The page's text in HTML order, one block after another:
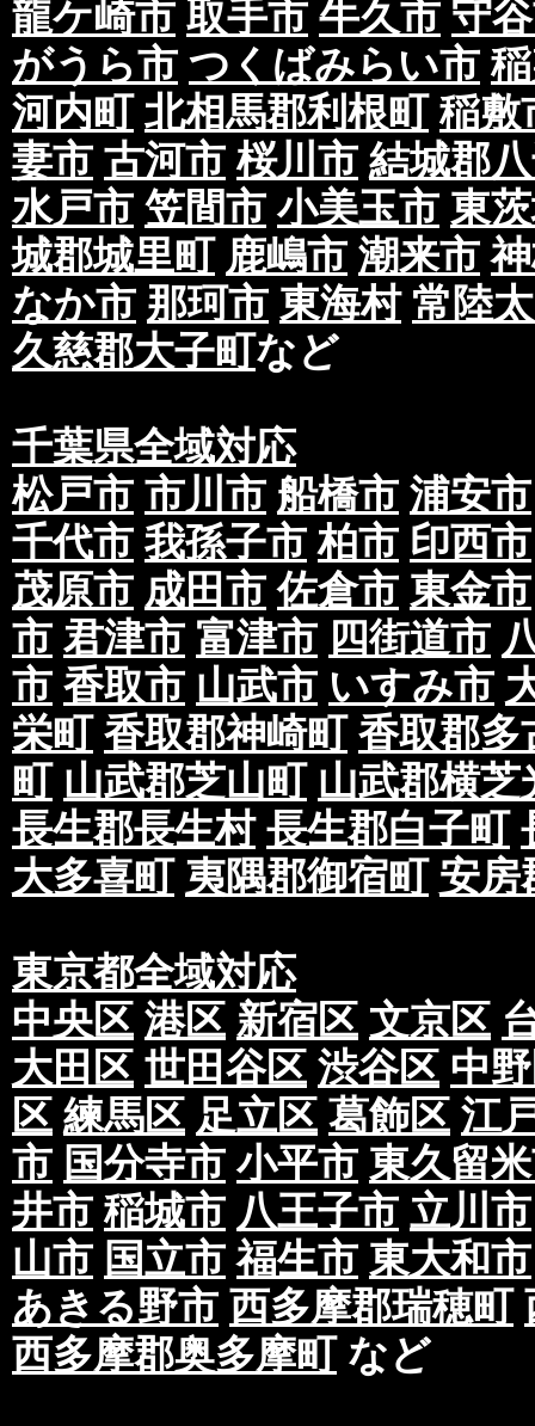
龍ケ崎市 取手市 牛久市 守
がうら市 つくばみらい市
河内町 北相馬郡利根町 稲敷
妻市 古河市 桜川市 結城郡
水戸市 笠間市 小美玉市 東
城郡城里町 鹿嶋市 潮来市
なか市 那珂市 東海村 常陸
久慈郡大子町など
千葉県全域対応
松戸市 市川市 船橋市 浦安市
千代市 我孫子市 柏市 印西市
茂原市 成田市 佐倉市 東金市
市 君津市 富津市 四街道市
市 香取市 山武市 いすみ市
栄町 香取郡神崎町 香取郡多
町 山武郡芝山町 山武郡横芝
長生郡長生村 長生郡白子町
大多喜町 夷隅郡御宿町 安房
東京都全域対応
中央区 港区 新宿区 文京区
大田区 世田谷区 渋谷区 中
区 練馬区 足立区 葛飾区 江
市 国分寺市 小平市 東久留
井市 稲城市 八王子市 立川市
山市 国立市 福生市 東大和市
あきる野市 西多摩郡瑞穂町
西多摩郡奥多摩町など